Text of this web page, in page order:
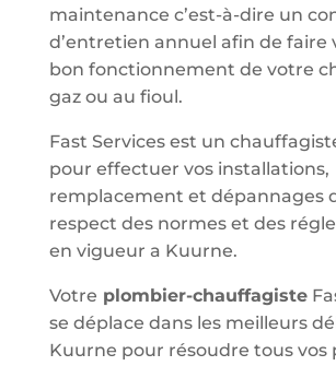
maintenance c’est-à-dire un
d’entretien annuel afin de faire
bon fonctionnement de votre
gaz ou au fioul.
Fast Services est un
pour effectuer vos installations,
remplacement et dépannages
respect des normes et des
en vigueur a Kuurne.
Votre plombier-chauffagiste
se déplace dans les meilleurs
Kuurne pour résoudre tous vos